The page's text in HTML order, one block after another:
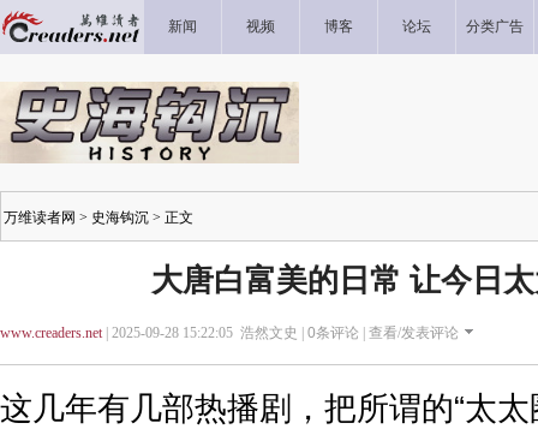
新闻 视频 博客 论坛 分类广告
万维读者网 > 史海钩沉 > 正文
大唐白富美的日常 让今日
www.creaders.net| 2025-09-28 15:22:05 浩然文史 | 0条评论 | 查看/发表评论
这几年有几部热播剧，把所谓的“太